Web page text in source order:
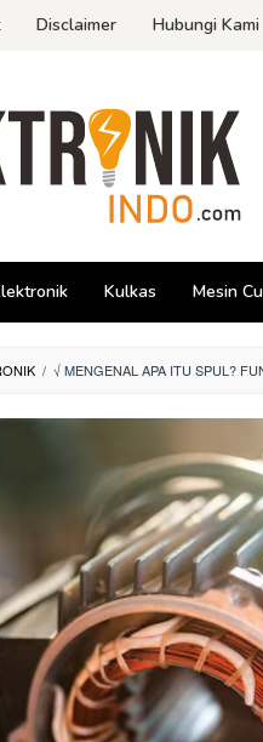
Disclaimer Hubungi Kami
Kulkas Mesin
/ √ MENGENAL APA ITU SPUL?